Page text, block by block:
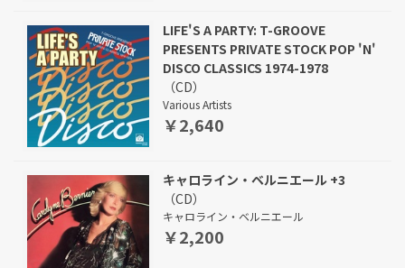
LIFE'S A PARTY: T-GROOVE
PRESENTS PRIVATE STOCK POP 'N'
DISCO CLASSICS 1974-1978
（CD）
Various Artists
￥2,640
キャロライン・ベルニエール +3
（CD）
キャロライン・ベルニエール
￥2,200